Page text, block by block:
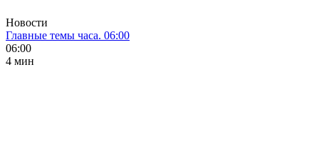
Новости
Главные темы часа. 06:00
06:00
4 мин